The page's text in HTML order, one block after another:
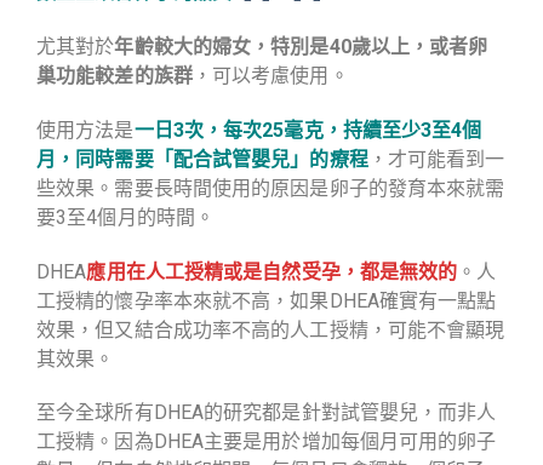
尤其對於年齡較大的婦女，特別是40歲以上，或者卵
巢功能較差的族群，可以考慮使用。
使用方法是一日3次，每次25毫克，持續至少3至4個
月，同時需要「配合試管嬰兒」的療程，才可能看到一
些效果。需要長時間使用的原因是卵子的發育本來就需
要3至4個月的時間。
DHEA應用在人工授精或是自然受孕，都是無效的 。 人
工授精的懷孕率本來就不高，如果DHEA確實有一點點
效果，但又結合成功率不高的人工授精，可能不會顯現
其效果。
至今全球所有DHEA的研究都是針對試管嬰兒，而非人
工授精。因為DHEA主要是用於增加每個月可用的卵子